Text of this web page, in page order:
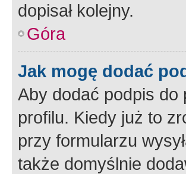
dopisał kolejny.
Góra
Jak mogę dodać
Aby dodać podpis
profilu. Kiedy już to
przy formularzu
także domyślnie